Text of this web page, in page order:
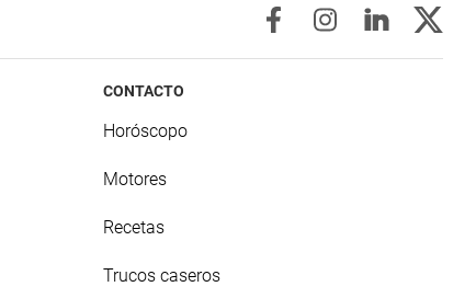
CONTACTO
Horóscopo
Motores
Recetas
Trucos caseros